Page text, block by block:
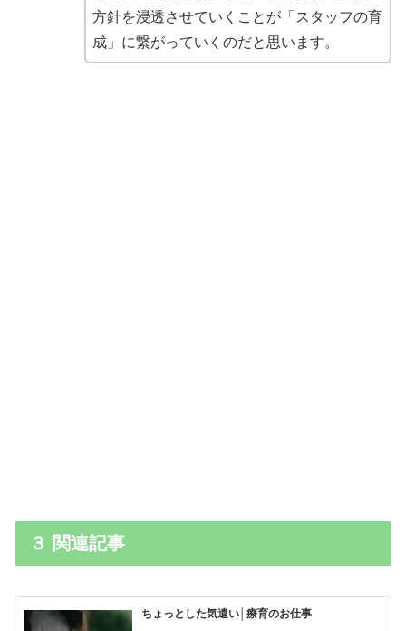
方針を浸透させていくことが「スタッフの育
成」に繋がっていくのだと思います。
３ 関連記事
ちょっとした気遣い│療育のお仕事